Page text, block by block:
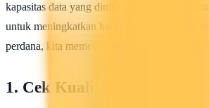
kapasitas data yang dimiliki oleh kartu
untuk meningkatkan kecepatan koneksi
perdana, kita memerlukan beberapa trik dan
1. Cek Kualitas Sinyal